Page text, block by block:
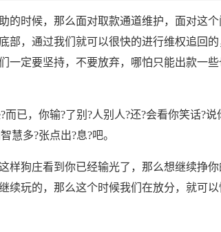
的时候，那么面对取款通道维护，面对这
部，通过我们就可以很快的进行维权追回
一定要坚持，不要放弃，哪怕只能出款一
已，你输?了别?人别人?还?会看你笑话?说
慧多?张点出?息?吧。
样狗庄看到你已经输光了，那么想继续挣
续玩的，那么这个时候我们在放分，就可